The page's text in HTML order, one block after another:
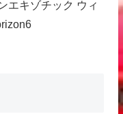
エキゾチック ウィ